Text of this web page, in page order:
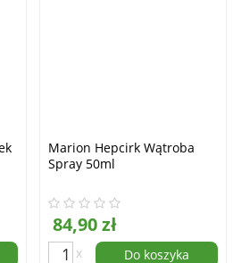
Marion Hepcirk Wątroba
Spray 50ml
84,90 zł
x Do koszyka